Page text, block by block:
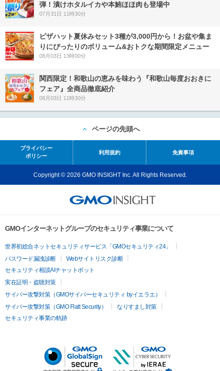
弾！漬けホタルイカや本鮪ほほ肉も登場中
07月31日 11時30分
ピザハット夏休みセット3種が3,000円から！お盆や集ま
りにぴったりのボリューム&おトクな期間限定メニュー
08月03日 13時00分
関西限定！和歌山の恵みを味わう『和歌山毎度おおきに
フェア』全商品徹底紹介
08月03日 11時30分
ページの先頭へ
プライバシー
ポリシー
利用規約 免責事項
Copyright © 2026 GMO INSIGHT Inc. All Rights Reserved.
GMOインターネットグループのセキュリティ事業について
世界初総合ネットセキュリティサービス「GMOセキュリティ24」
パスワード漏洩診断
Webサイトリスク診断
セキュリティ相談AIチャットボット
実在証明・盗聴対策
サイバー攻撃対策（GMOサイバーセキュリティ byイエラエ）
サイバー攻撃対策（GMO Flatt Security）
なりすまし対策
セキュリティ事業の軌跡